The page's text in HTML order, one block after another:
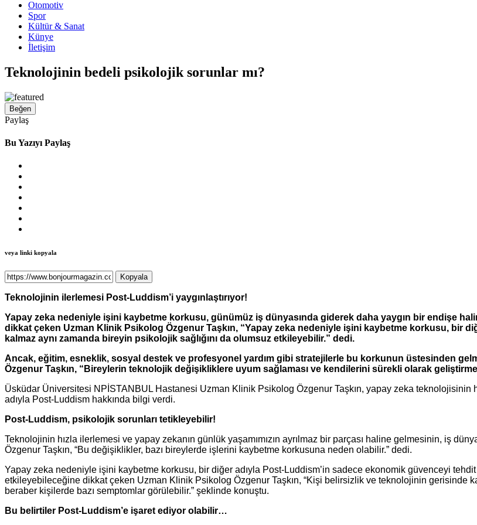
Otomotiv
Spor
Kültür & Sanat
Künye
İletişim
Teknolojinin bedeli psikolojik sorunlar mı?
Beğen
Paylaş
Bu Yazıyı Paylaş
veya linki kopyala
Kopyala
Teknolojinin ilerlemesi Post-Luddism’i yaygınlaştırıyor!
Yapay zeka nedeniyle işini kaybetme korkusu, günümüz iş dünyasında giderek daha yaygın bir endişe
dikkat çeken Uzman Klinik Psikolog Özgenur Taşkın, “Yapay zeka nedeniyle işini kaybetme korkusu, bir
kalmaz aynı zamanda bireyin psikolojik sağlığını da olumsuz etkileyebilir.” dedi.
Ancak, eğitim, esneklik, sosyal destek ve profesyonel yardım gibi stratejilerle bu korkunun üstesinden
Özgenur Taşkın, “Bireylerin teknolojik değişikliklere uyum sağlaması ve kendilerini sürekli olarak
Üsküdar Üniversitesi NPİSTANBUL Hastanesi Uzman Klinik Psikolog Özgenur Taşkın, yapay zeka teknolojisinin
adıyla Post-Luddism hakkında bilgi verdi.
Post-Luddism, psikolojik sorunları tetikleyebilir!
Teknolojinin hızla ilerlemesi ve yapay zekanın günlük yaşamımızın ayrılmaz bir parçası haline gelmesinin, iş
Özgenur Taşkın, “Bu değişiklikler, bazı bireylerde işlerini kaybetme korkusuna neden olabilir.” dedi.
Yapay zeka nedeniyle işini kaybetme korkusu, bir diğer adıyla Post-Luddism’in sadece ekonomik güvenceyi tehdit
etkileyebileceğine dikkat çeken Uzman Klinik Psikolog Özgenur Taşkın, “Kişi belirsizlik ve teknolojinin gerisinde
beraber kişilerde bazı semptomlar görülebilir.” şeklinde konuştu.
Bu belirtiler Post-Luddism’e işaret ediyor olabilir…